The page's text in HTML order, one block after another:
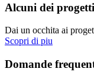
Alcuni dei
Dai un occhita ai
Scopri di piu
Domande